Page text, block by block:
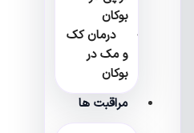
بوکان
درمان کک
و مک در
بوکان
مراقبت ها